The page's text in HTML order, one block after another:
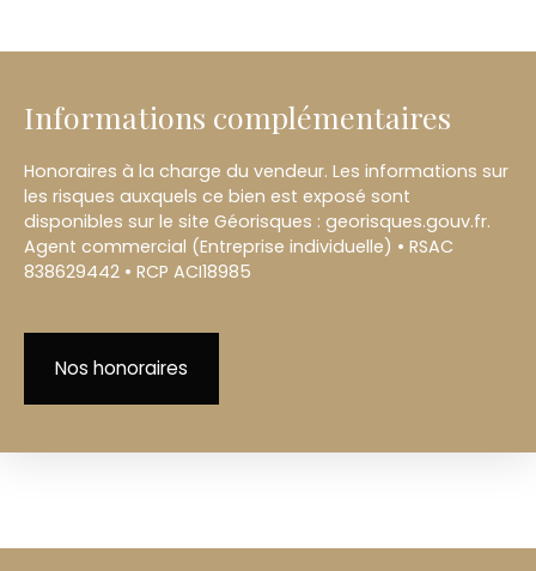
Informations complémentaires
Honoraires à la charge du vendeur. Les informations sur
les risques auxquels ce bien est exposé sont
disponibles sur le site Géorisques : georisques.gouv.fr.
Agent commercial (Entreprise individuelle) • RSAC
838629442 • RCP ACI18985
Nos honoraires